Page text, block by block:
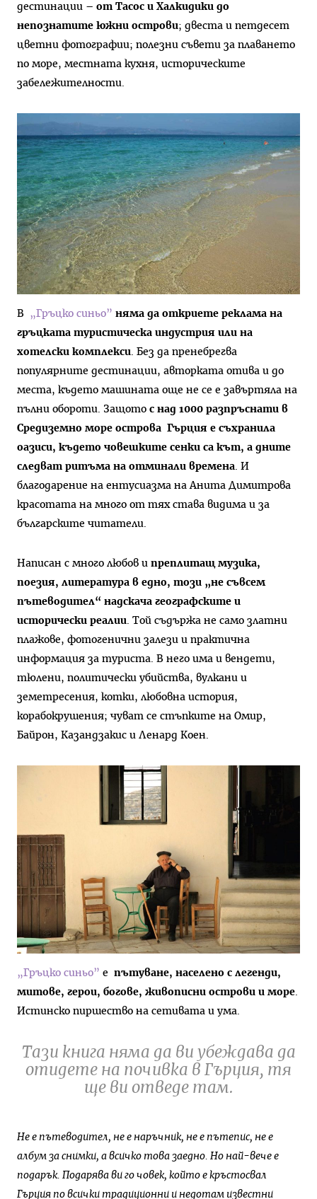
дестинации – от Тасос и Халкидики до
непознатите южни острови; двеста и петдесет
цветни фотографии; полезни съвети за плаването
по море, местната кухня, историческите
забележителности.
В „Гръцко синьо” няма да откриете реклама на
гръцката туристическа индустрия или на
хотелски комплекси. Без да пренебрегва
популярните дестинации, авторката отива и до
места, където машината още не се е завъртяла на
пълни обороти. Защото с над 1000 разпръснати в
Средиземно море острова Гърция е съхранила
оазиси, където човешките сенки са кът, а дните
следват ритъма на отминали времена. И
благодарение на ентусиазма на Анита Димитрова
красотата на много от тях става видима и за
българските читатели.
Написан с много любов и преплитащ музика,
поезия, литература в едно, този „не съвсем
пътеводител“ надскача географските и
исторически реалии . Той съдържа не само златни
плажове, фотогенични залези и практична
информация за туриста. В него има и вендети,
тюлени, политически убийства, вулкани и
земетресения, котки, любовна история,
корабокрушения; чуват се стъпките на Омир,
Байрон, Казандзакис и Ленард Коен.
„Гръцко синьо” е пътуване, населено с легенди,
митове, герои, богове, живописни острови и море.
Истинско пиршество на сетивата и ума.
Тази книга няма да ви убеждава да
отидете на почивка в Гърция, тя
ще ви отведе там.
Не е пътеводител, не е наръчник, не е пътепис, не е
албум за снимки, а всичко това заедно. Но най-вече е
подарък. Подарява ви го човек, който е кръстосвал
Гърция по всички традиционни и недотам известни